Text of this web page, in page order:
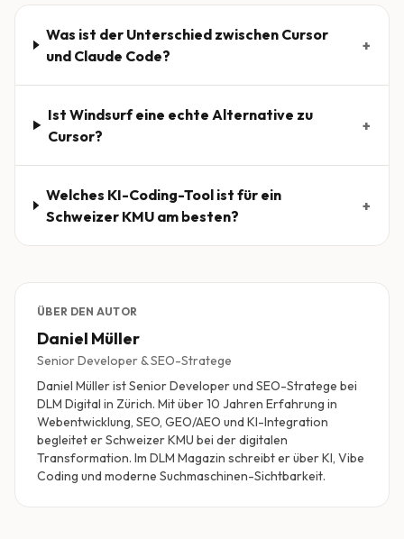
Was ist der Unterschied zwischen Cursor
und Claude Code?
+
Ist Windsurf eine echte Alternative zu
Cursor?
+
Welches KI-Coding-Tool ist für ein
Schweizer KMU am besten?
+
ÜBER DEN AUTOR
Daniel Müller
Senior Developer & SEO-Stratege
Daniel Müller ist Senior Developer und SEO-Stratege bei
DLM Digital in Zürich. Mit über 10 Jahren Erfahrung in
Webentwicklung, SEO, GEO/AEO und KI-Integration
begleitet er Schweizer KMU bei der digitalen
Transformation. Im DLM Magazin schreibt er über KI, Vibe
Coding und moderne Suchmaschinen-Sichtbarkeit.